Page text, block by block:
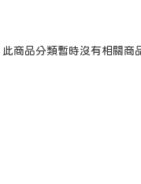
商品分類暫時沒有相關商